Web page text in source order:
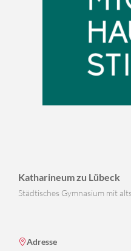
Katharineum zu Lübeck
Städtisches Gymnasium mit
Adresse